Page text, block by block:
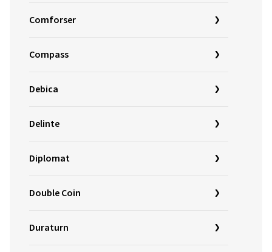
Comforser
Compass
Debica
Delinte
Diplomat
Double Coin
Duraturn